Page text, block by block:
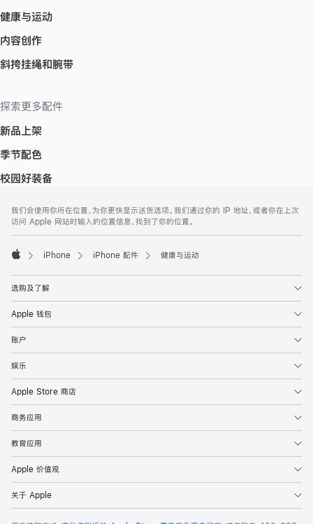
健康与运动
内容创作
斜挎挂绳和腕带
探索更多配件
新品上架
季节配色
校园好装备
页
页
脚
注
我们会使用你所在位置，为你更快显示送货选项。我们通过你的 IP 地址，或者你在上次
访问 Apple 网站时输入的位置信息，找到了你的位置。
iPhone iPhone 配件 健康与运动
选购及了解
Apple 钱包
账户
娱乐
Apple Store 商店
商务应用
教育应用
Apple 价值观
关于 Apple